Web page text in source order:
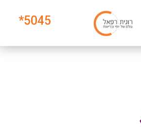
5045
*